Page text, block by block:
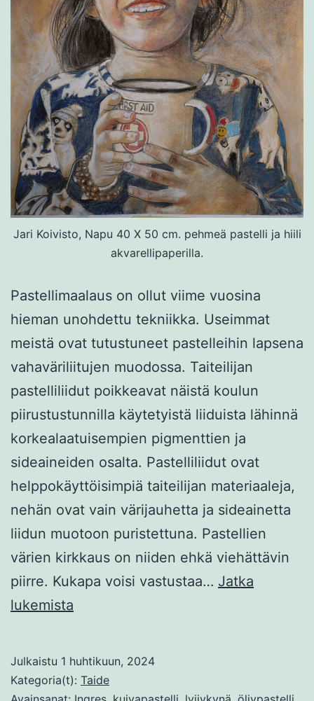
Jari Koivisto, Napu 40 X 50 cm. pehmeä pastelli ja hiili
akvarellipaperilla.
Pastellimaalaus on ollut viime vuosina
hieman unohdettu tekniikka. Useimmat
meistä ovat tutustuneet pastelleihin lapsena
vahaväriliitujen muodossa. Taiteilijan
pastelliliidut poikkeavat näistä koulun
piirustustunnilla käytetyistä liiduista lähinnä
korkealaatuisempien pigmenttien ja
sideaineiden osalta. Pastelliliidut ovat
helppokäyttöisimpiä taiteilijan materiaaleja,
nehän ovat vain värijauhetta ja sideainetta
liidun muotoon puristettuna. Pastellien
värien kirkkaus on niiden ehkä viehättävin
piirre. Kukapa voisi vastustaa… Jatka
lukemista
Julkaistu 1 huhtikuun, 2024
Kategoria(t): Taide